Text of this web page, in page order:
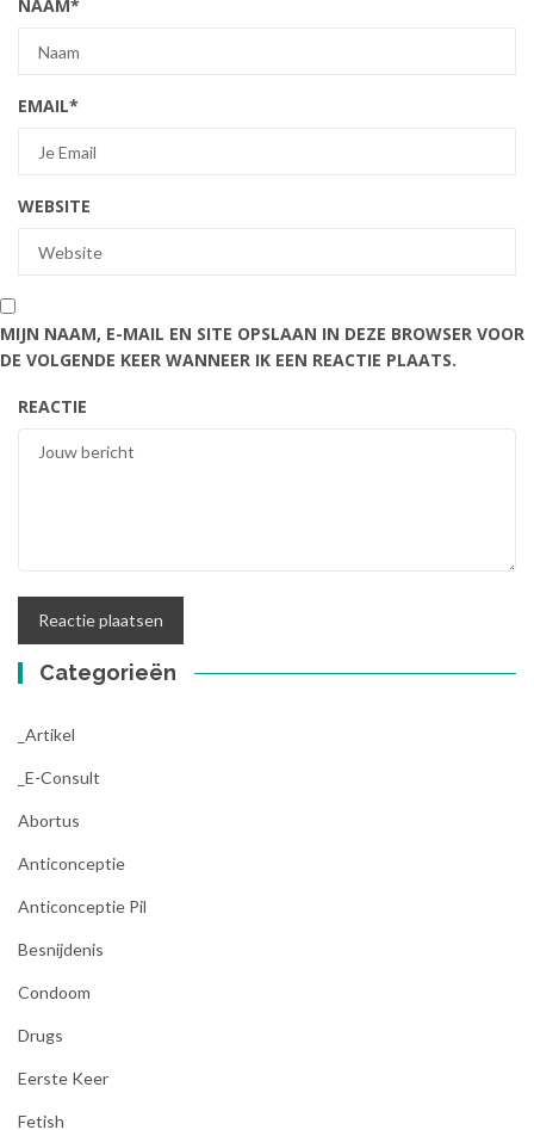
NAAM*
EMAIL*
WEBSITE
MIJN NAAM, E-MAIL EN SITE OPSLAAN IN DEZE BROWSER VOOR
DE VOLGENDE KEER WANNEER IK EEN REACTIE PLAATS.
REACTIE
Categorieën
_Artikel
_E-Consult
Abortus
Anticonceptie
Anticonceptie Pil
Besnijdenis
Condoom
Drugs
Eerste Keer
Fetish